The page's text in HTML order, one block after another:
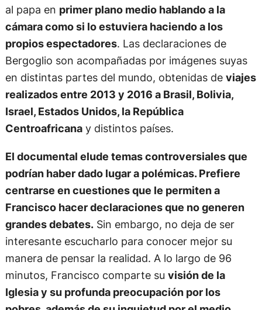
al papa en primer plano medio hablando a la
cámara como si lo estuviera haciendo a los
propios espectadores. Las declaraciones de
Bergoglio son acompañadas por imágenes suyas
en distintas partes del mundo, obtenidas de viajes
realizados entre 2013 y 2016 a Brasil, Bolivia,
Israel, Estados Unidos, la República
Centroafricanay distintos países.
El documental elude temas controversiales que
podrían haber dado lugar a polémicas. Prefiere
centrarse en cuestiones que le permiten a
Francisco hacer declaraciones que no generen
grandes debates.Sin embargo, no deja de ser
interesante escucharlo para conocer mejor su
manera de pensar la realidad. A lo largo de 96
minutos, Francisco comparte su visión de la
Iglesia y su profunda preocupación por los